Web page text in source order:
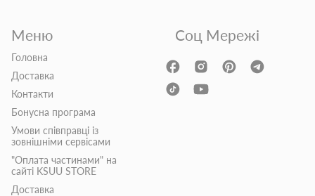
Меню
Головна
Доставка
Контакти
Бонусна програма
Умови співправці із
зовнішніми сервісами
"Оплата частинами" на
сайті KSUU STORE
Доставка
Соц Мережі